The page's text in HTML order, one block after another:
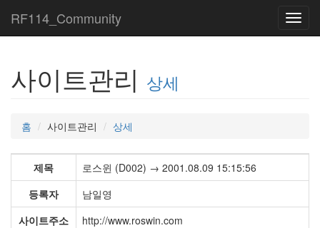
RF114_Community
사이트관리 상세
홈 사이트관리 상세
제목
로스윈 (D002) → 2001.08.09 15:15:56
등록자
남일영
사이트주소
http://www.roswin.com